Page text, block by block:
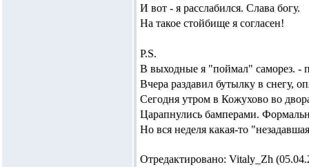
И вот - я расслабился. Слава богу.
На такое стойбище я согласен!
P.S.
В выходные я "поймал" саморез. -
Вчера раздавил бутылку в снегу,
Сегодня утром в Кожухово во
Царапнулись бамперами.
Но вся неделя какая-то
Отредактировано: Vitaly_Zh